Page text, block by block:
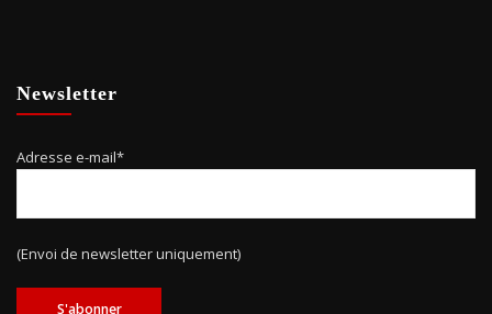
Newsletter
Adresse e-mail*
(Envoi de newsletter uniquement)